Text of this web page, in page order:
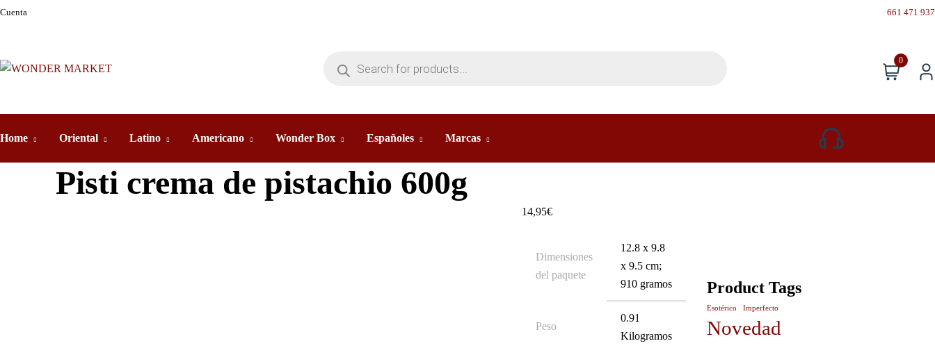
Cuenta 661 471 937
0
Home Oriental Latino Americano Wonder Box Españoles Marcas
Pisti crema de pistachio 600g
14,95€
Dimensiones
del paquete
‎12.8 x 9.8
x 9.5 cm;
910 gramos
Peso
‎0.91
Kilogramos
Product Tags
Esotérico Imperfecto
Novedad